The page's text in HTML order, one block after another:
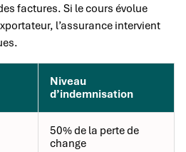
factures. Si le cours évolue
l’assurance intervient
Niveau
d’indemnisation
50% de la perte de
change